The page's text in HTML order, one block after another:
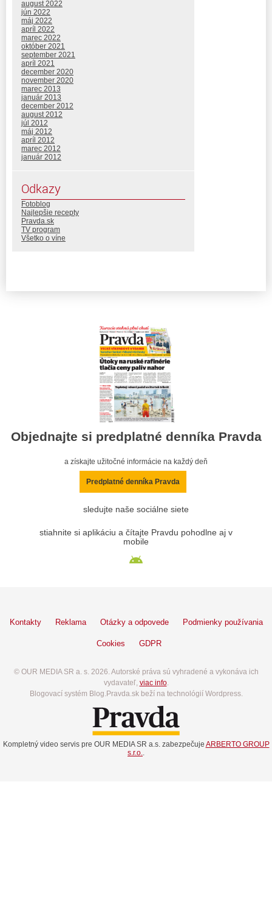
august 2022
jún 2022
máj 2022
apríl 2022
marec 2022
október 2021
september 2021
apríl 2021
december 2020
november 2020
marec 2013
január 2013
december 2012
august 2012
júl 2012
máj 2012
apríl 2012
marec 2012
január 2012
Odkazy
Fotoblog
Najlepšie recepty
Pravda.sk
TV program
Všetko o víne
Objednajte si predplatné denníka Pravda
a získajte užitočné informácie na každý deň
Predplatné denníka Pravda
sledujte naše sociálne siete
stiahnite si aplikáciu a čítajte Pravdu pohodlne aj v
mobile
Kontakty Reklama Otázky a odpovede Podmienky používania
Cookies GDPR
© OUR MEDIA SR a. s. 2026. Autorské práva sú vyhradené a vykonáva ich
vydavateľ, viac info.
Blogovací systém Blog.Pravda.sk beží na technológií Wordpress.
Kompletný video servis pre OUR MEDIA SR a.s. zabezpečuje ARBERTO GROUP
s.r.o..